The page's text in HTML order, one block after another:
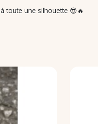
toute une silhouette 😎🔥